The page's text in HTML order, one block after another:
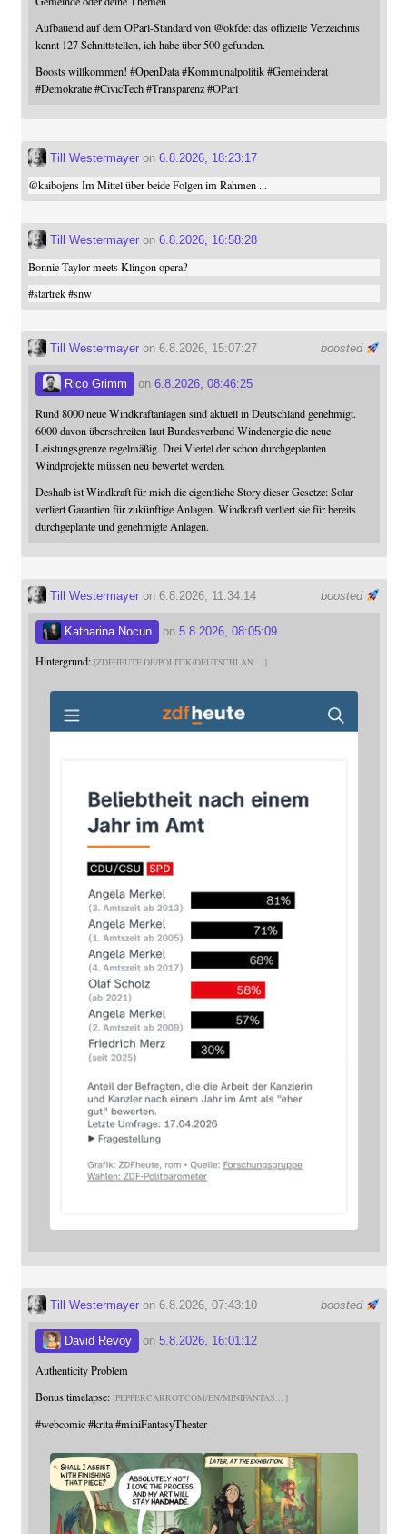
Aufbauend auf dem OParl-Standard von @okfde: das offizielle Verzeichnis
kennt 127 Schnittstellen, ich habe über 500 gefunden.
Boosts willkommen! #OpenData #Kommunalpolitik #Gemeinderat
#Demokratie #CivicTech #Transparenz #OParl
Till Westermayeron 6.8.2026, 18:23:17
@kaibojensIm Mittel über beide Folgen im Rahmen ...
Till Westermayeron 6.8.2026, 16:58:28
Bonnie Taylor meets Klingon opera?
#startrek #snw
boosted
Till Westermayeron 6.8.2026, 15:07:27
Rico Grimm on 6.8.2026, 08:46:25
Rund 8000 neue Windkraftanlagen sind aktuell in Deutschland genehmigt.
6000 davon überschreiten laut Bundesverband Windenergie die neue
Leistungsgrenze regelmäßig. Drei Viertel der schon durchgeplanten
Windprojekte müssen neu bewertet werden.
Deshalb ist Windkraft für mich die eigentliche Story dieser Gesetze: Solar
verliert Garantien für zukünftige Anlagen. Windkraft verliert sie für bereits
durchgeplante und genehmigte Anlagen.
boosted
Till Westermayeron 6.8.2026, 11:34:14
Katharina Nocun on 5.8.2026, 08:05:09
Hintergrund: ZDFHEUTE.DE/POLITIK/DEUTSCHLAN
boosted
Till Westermayeron 6.8.2026, 07:43:10
David Revoy on 5.8.2026, 16:01:12
Authenticity Problem
Bonus timelapse: PEPPERCARROT.COM/EN/MINIFANTAS
#webcomic #krita #miniFantasyTheater